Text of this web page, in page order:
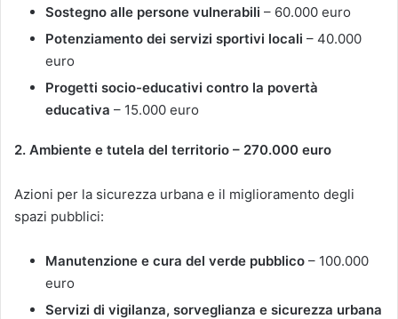
Sostegno alle persone vulnerabili – 60.000 euro
Potenziamento dei servizi sportivi locali – 40.000
euro
Progetti socio-educativi contro la povertà
educativa – 15.000 euro
2. Ambiente e tutela del territorio – 270.000 euro
Azioni per la sicurezza urbana e il miglioramento degli
spazi pubblici:
Manutenzione e cura del verde pubblico – 100.000
euro
Servizi di vigilanza, sorveglianza e sicurezza urbana